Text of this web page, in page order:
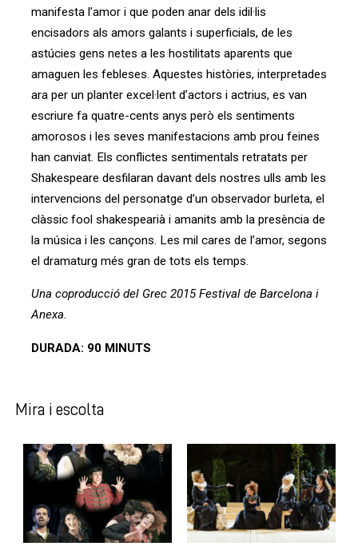
manifesta l’amor i que poden anar dels idil·lis
encisadors als amors galants i superficials, de les
astúcies gens netes a les hostilitats aparents que
amaguen les febleses. Aquestes històries, interpretades
ara per un planter excel·lent d’actors i actrius, es van
escriure fa quatre-cents anys però els sentiments
amorosos i les seves manifestacions amb prou feines
han canviat. Els conflictes sentimentals retratats per
Shakespeare desfilaran davant dels nostres ulls amb les
intervencions del personatge d’un observador burleta, el
clàssic fool shakespearià i amanits amb la presència de
la música i les cançons. Les mil cares de l’amor, segons
el dramaturg més gran de tots els temps.
Una coproducció del Grec 2015 Festival de Barcelona i
Anexa.
DURADA: 90 MINUTS
Mira i escolta